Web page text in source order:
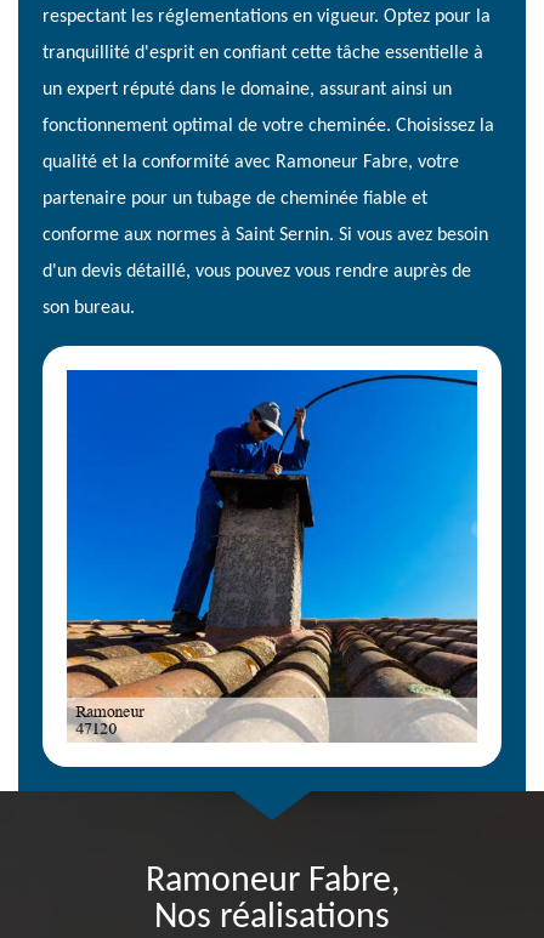
respectant les réglementations en vigueur. Optez pour la
tranquillité d'esprit en confiant cette tâche essentielle à
un expert réputé dans le domaine, assurant ainsi un
fonctionnement optimal de votre cheminée. Choisissez la
qualité et la conformité avec Ramoneur Fabre, votre
partenaire pour un tubage de cheminée fiable et
conforme aux normes à Saint Sernin. Si vous avez besoin
d'un devis détaillé, vous pouvez vous rendre auprès de
son bureau.
Ramoneur Fabre,
Nos réalisations